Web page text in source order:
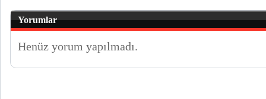
Yorumlar
Henüz yorum yapılmadı.